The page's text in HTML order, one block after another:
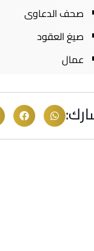
صحف الدعاوى
صيغ العقود
عمال